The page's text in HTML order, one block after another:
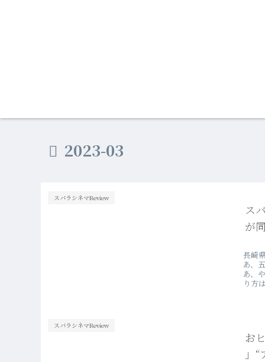
2023-03
スバラシネマReview
ス
が
長崎
あ、
あ、
り方
スバラシネマReview
お
」